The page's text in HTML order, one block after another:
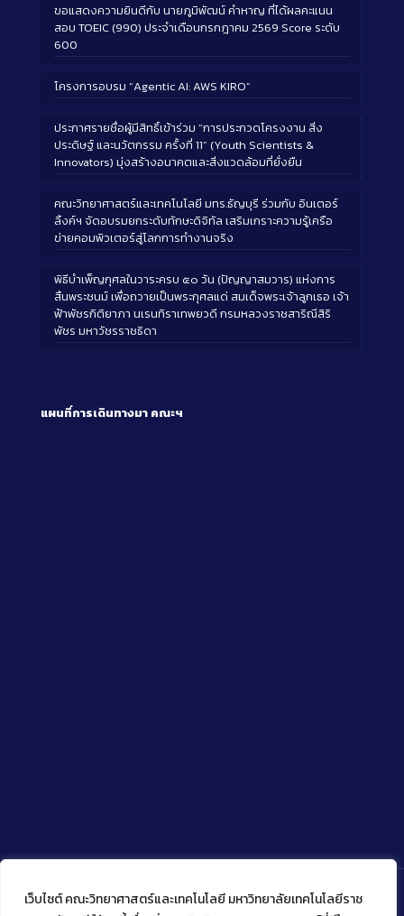
เว็บไซต์ คณะวิทยาศาสตร์และเทคโนโลยี มหาวิทยาลัยเทคโนโลยีราช
ขอแสดงความยินดีกับ นายภูมิพัฒน์ คำหาญ ที่ได้ผลคะแนน
สอบ TOEIC (990) ประจำเดือนกรกฎาคม 2569 Score ระดับ
600
โครงการอบรม “Agentic AI: AWS KIRO”
ประกาศรายชื่อผู้มีสิทธิ์เข้าร่วม “การประกวดโครงงาน สิ่ง
ประดิษฐ์ และนวัตกรรม ครั้งที่ 11” (Youth Scientists &
Innovators) มุ่งสร้างอนาคตและสิ่งแวดล้อมที่ยั่งยืน
คณะวิทยาศาสตร์และเทคโนโลยี มทร.ธัญบุรี ร่วมกับ อินเตอร์
ลิ้งค์ฯ จัดอบรมยกระดับทักษะดิจิทัล เสริมเกราะความรู้เครือ
ข่ายคอมพิวเตอร์สู่โลกการทำงานจริง
พิธีบำเพ็ญกุศลในวาระครบ ๕๐ วัน (ปัญญาสมวาร) แห่งการ
สิ้นพระชนม์ เพื่อถวายเป็นพระกุศลแด่ สมเด็จพระเจ้าลูกเธอ เจ้า
ฟ้าพัชรกิติยาภา นเรนทิราเทพยวดี กรมหลวงราชสาริณีสิริ
พัชร มหาวัชรราชธิดา
แผนที่การเดินทางมา คณะฯ